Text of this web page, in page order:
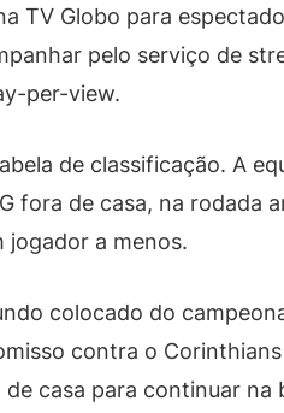
TV Globo para
pelo serviço de
per-view.
de classificação. A
fora de casa, na rodada
jogador a menos.
colocado do
contra o
casa para continuar na